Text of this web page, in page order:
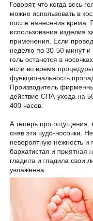
Говорят, что когда весь
можно использовать в
после нанесения крема.
использования изделия
применения. Если
неделю по 30-50 минут и
гель останется в
если во время процедуры
функциональность
Производитель
действие СПА-ухода на
400 часов.
А теперь про ощущения,
сняв эти чудо-носочки.
невероятную нежность и
бархатистая и приятная
гладила и гладила свои
увлажнена.